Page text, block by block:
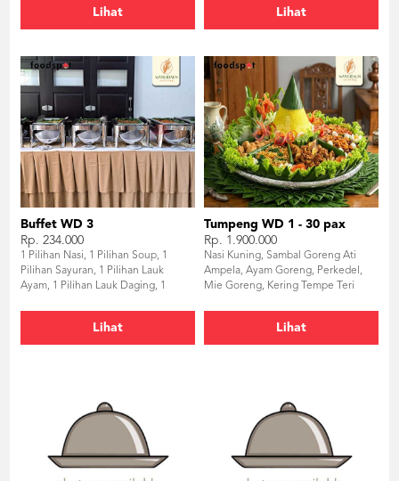
Lihat Lihat
Buffet WD 3
Rp. 234.000
1 Pilihan Nasi, 1 Pilihan Soup, 1
Pilihan Sayuran, 1 Pilihan Lauk
Ayam, 1 Pilihan Lauk Daging, 1
Lihat
Tumpeng WD 1 - 30 pax
Rp. 1.900.000
Nasi Kuning, Sambal Goreng Ati
Ampela, Ayam Goreng, Perkedel,
Mie Goreng, Kering Tempe Teri
Lihat